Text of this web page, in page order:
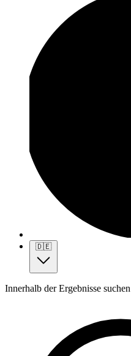
🇩🇪
Innerhalb der Ergebnisse suchen